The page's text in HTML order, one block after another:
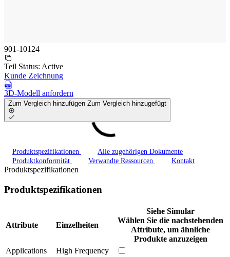
901-10124
Teil Status: Active
Kunde Zeichnung
3D-Modell anfordern
Zum Vergleich hinzufügen Zum Vergleich hinzugefügt
Produktspezifikationen
Alle zugehörigen Dokumente
Produktkonformität
Verwandte Ressourcen Kontakt
Produktspezifikationen
Produktspezifikationen
Attribute Einzelheiten
Siehe Simular
Wählen Sie die nachstehenden
Attribute, um ähnliche
Produkte anzuzeigen
Applications
High Frequency